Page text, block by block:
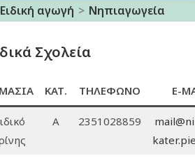
Ειδική αγωγή > Νηπιαγωγεία
Σχολεία
ΚΑΤ. ΤΗΛΕΦΩΝΟ E-
Α 2351028859